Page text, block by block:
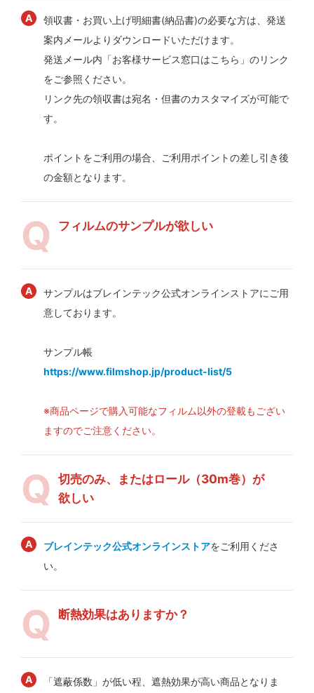
領収書・お買い上げ明細書(納品書)の必要な方は、発送
案内メールよりダウンロードいただけます。
発送メール内「お客様サービス窓口はこちら」のリンク
をご参照ください。
リンク先の領収書は宛名・但書のカスタマイズが可能で
す。
ポイントをご利用の場合、ご利用ポイントの差し引き後
の金額となります。
フィルムのサンプルが欲しい
サンプルはブレインテック公式オンラインストアにご用
意しております。
サンプル帳
https://www.filmshop.jp/product-list/5
※商品ページで購入可能なフィルム以外の登載もござい
ますのでご注意ください。
切売のみ、またはロール（30m巻）が
欲しい
ブレインテック公式オンラインストアをご利用くださ
い。
断熱効果はありますか？
「遮蔽係数」が低い程、遮熱効果が高い商品となりま